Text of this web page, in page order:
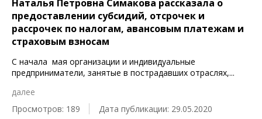
Наталья Петровна Симакова рассказала о
предоставлении субсидий, отсрочек и
рассрочек по налогам, авансовым платежам и
страховым взносам
С начала мая организации и индивидуальные
предприниматели, занятые в пострадавших отраслях,...
далее
Просмотров: 189
Дата публикации: 29.05.2020